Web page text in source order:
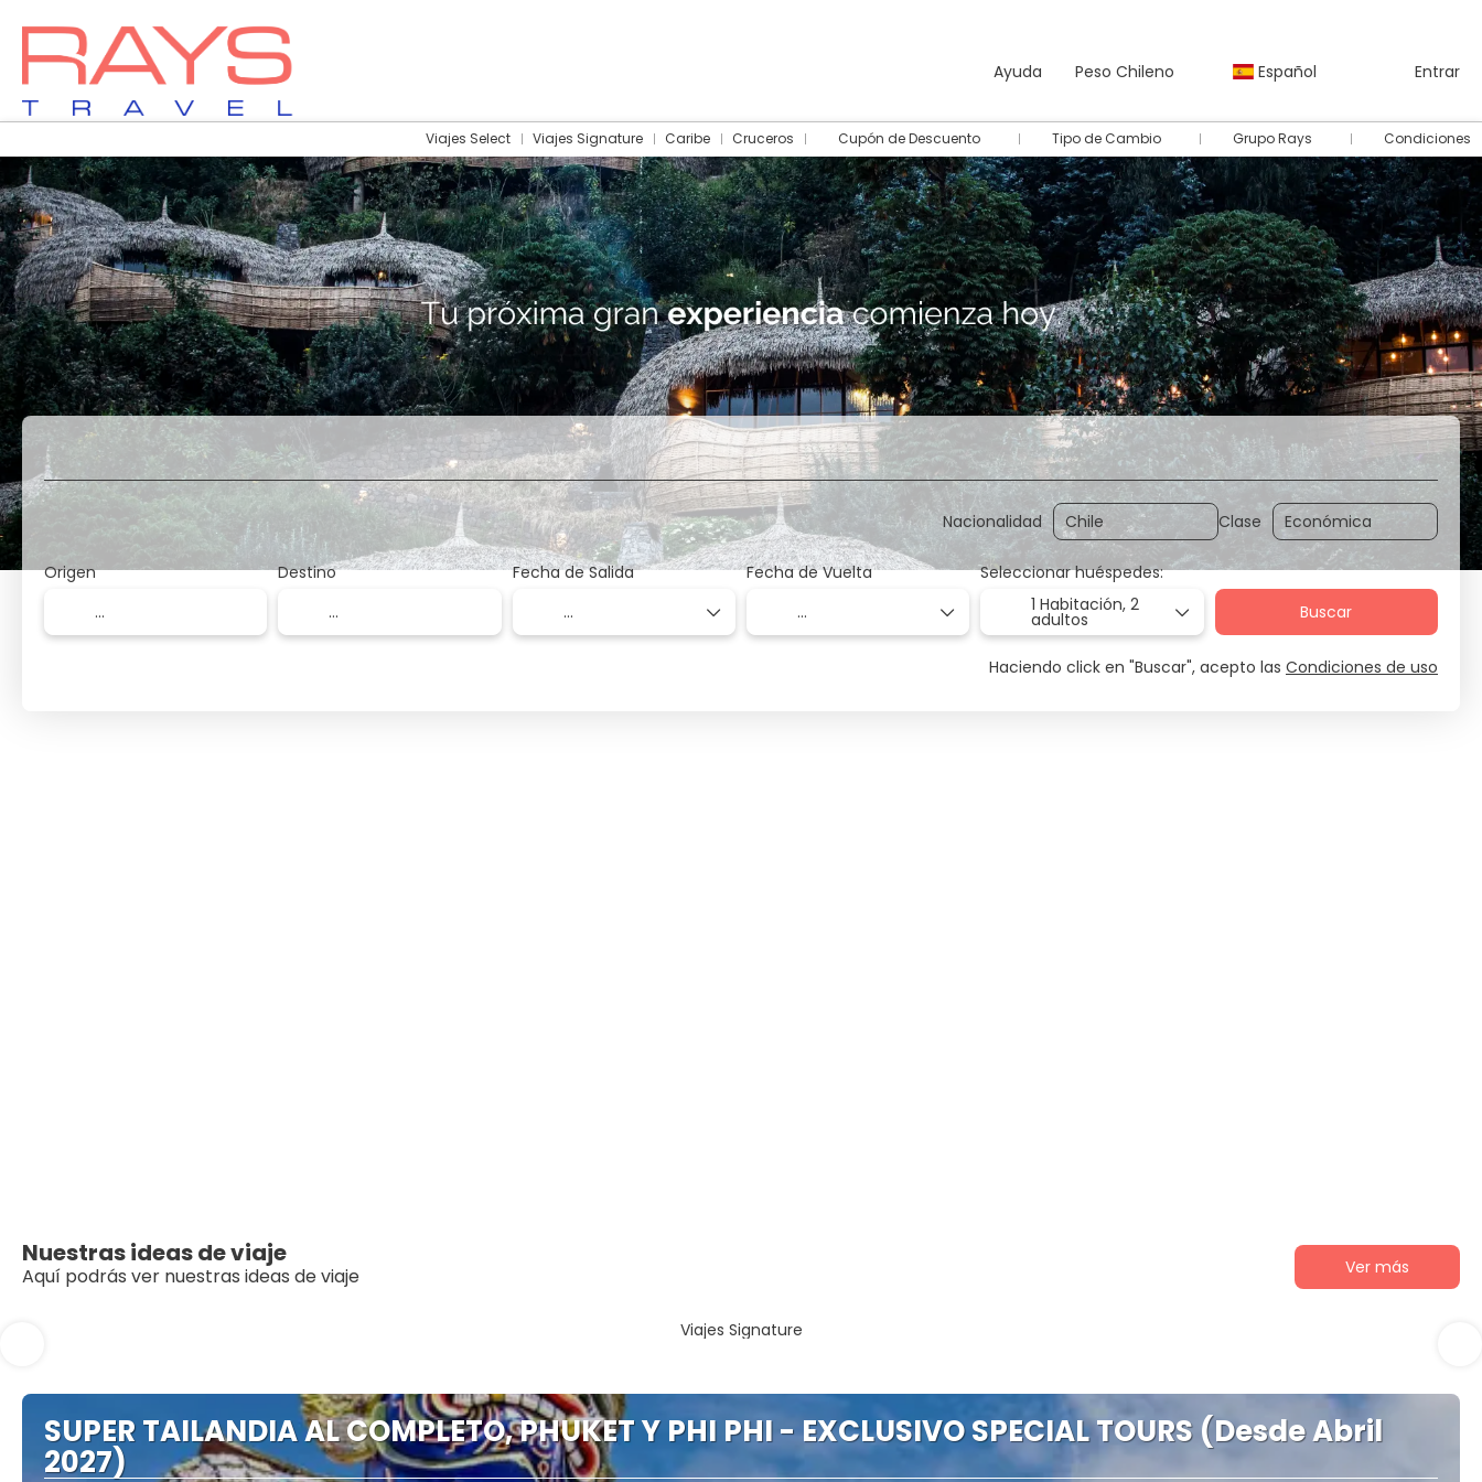
Ayuda Peso Chileno Español Entrar
Viajes Select Viajes Signature Caribe Cruceros Cupón de Descuento Tipo de Cambio Grupo Rays Condiciones
Vuelos + Vuelos + Hotel Hotel Traslados Actividades Autos Paquetes Multidestino
Nacionalidad Clase
Origen Destino Fecha de Salida Fecha de Vuelta
Seleccionar huéspedes:
1 Habitación,2
adultos Buscar
Haciendo click en "Buscar", acepto las Condiciones de uso
Nuestras ideas de viaje
Aquí podrás ver nuestras ideas de viaje Ver más
Viajes Signature
SUPER TAILANDIA AL COMPLETO, PHUKET Y PHI PHI - EXCLUSIVO SPECIAL TOURS (Desde Abril
2027)